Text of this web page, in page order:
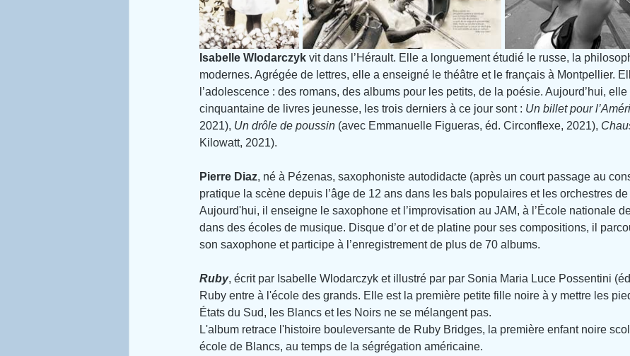
Isabelle Wlodarczyk vit dans l’Hérault. Elle a longuement étudié le russe, la
modernes. Agrégée de lettres, elle a enseigné le théâtre et le français à Montpellier.
l’adolescence : des romans, des albums pour les petits, de la poésie. Aujourd’hui, elle
cinquantaine de livres jeunesse, les trois derniers à ce jour sont : Un billet pour
2021), Un drôle de poussin (avec Emmanuelle Figueras, éd. Circonflexe, 2021),
Kilowatt, 2021).
Pierre Diaz, né à Pézenas, saxophoniste autodidacte (après un court passage au
pratique la scène depuis l’âge de 12 ans dans les bals populaires et les orchestres de
Aujourd'hui, il enseigne le saxophone et l’improvisation au JAM, à l’École nationale
dans des écoles de musique. Disque d’or et de platine pour ses compositions, il
son saxophone et participe à l’enregistrement de plus de 70 albums.
Ruby, écrit par Isabelle Wlodarczyk et illustré par par Sonia Maria Luce Possentini
Ruby entre à l'école des grands. Elle est la première petite fille noire à y mettre les
États du Sud, les Blancs et les Noirs ne se mélangent pas.
L'album retrace l'histoire bouleversante de Ruby Bridges, la première enfant noire
école de Blancs, au temps de la ségrégation américaine.